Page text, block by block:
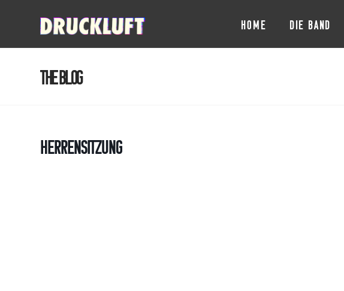
HOME DIE BAND
The Blog
Herrensitzung